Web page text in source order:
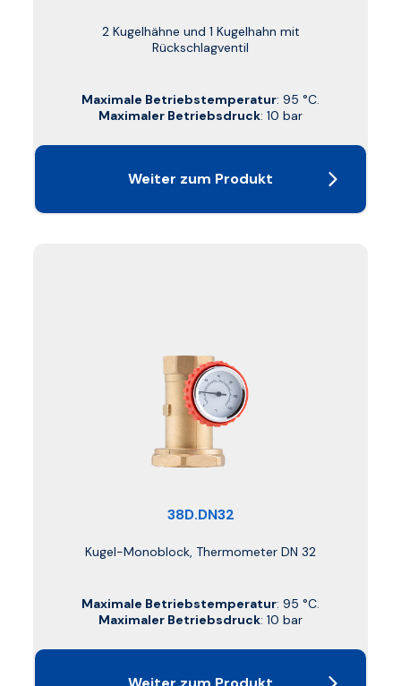
2 Kugelhähne und 1 Kugelhahn mit
Rückschlagventil
Maximale Betriebstemperatur: 95 °C.
Maximaler Betriebsdruck: 10 bar
Weiter zum Produkt
38D.DN32
Kugel-Monoblock, Thermometer DN 32
Maximale Betriebstemperatur: 95 °C.
Maximaler Betriebsdruck: 10 bar